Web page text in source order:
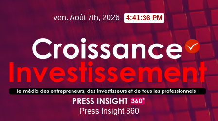
ven. Août 7th, 2026 4:41:37 PM
Press Insight 360